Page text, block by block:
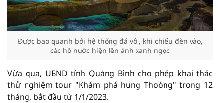
Được bao quanh bởi hệ thống đá vôi, khi chiếu đèn vào,
các hồ nước hiện lên ánh xanh ngọc
Vừa qua, UBND tỉnh Quảng Bình cho phép khai thác
thử nghiệm tour "Khám phá hung Thoòng" trong 12
tháng, bắt đầu từ 1/1/2023.